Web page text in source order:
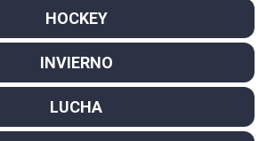
HOCKEY
INVIERNO
LUCHA